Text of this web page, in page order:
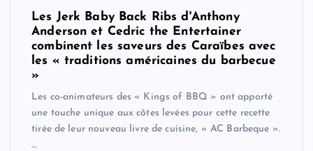
Les Jerk Baby Back Ribs d'Anthony
Anderson et Cedric the Entertainer
combinent les saveurs des Caraïbes avec
les « traditions américaines du barbecue
»
Les co-animateurs des « Kings of BBQ » ont apporté
une touche unique aux côtes levées pour cette recette
tirée de leur nouveau livre de cuisine, « AC Barbeque ».
…